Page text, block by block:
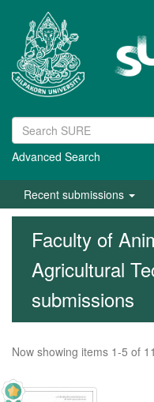
Advanced Search
Recent submissions
Faculty of
Agricultural
submissions
Now showing items 1-5 of 11